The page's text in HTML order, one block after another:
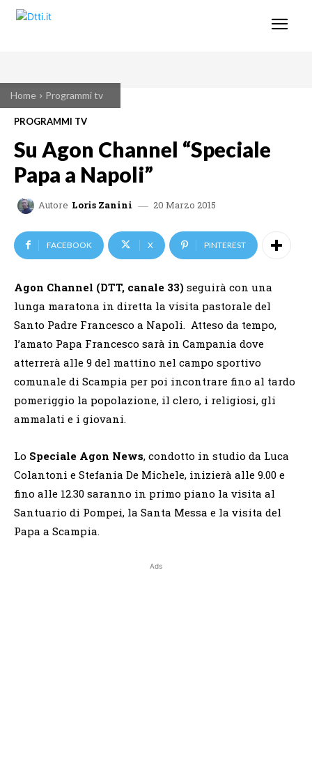
Home Programmi tv
PROGRAMMI TV
Su Agon Channel “Speciale
Papa a Napoli”
Autore Loris Zanini 20 Marzo 2015
FACEBOOK X PINTEREST
Agon Channel (DTT, canale 33) seguirà con una
lunga maratona in diretta la visita pastorale del
Santo Padre Francesco a Napoli. Atteso da tempo,
l’amato Papa Francesco sarà in Campania dove
atterrerà alle 9 del mattino nel campo sportivo
comunale di Scampia per poi incontrare fino al tardo
pomeriggio la popolazione, il clero, i religiosi, gli
ammalati e i giovani.
Lo Speciale Agon News, condotto in studio da Luca
Colantoni e Stefania De Michele, inizierà alle 9.00 e
fino alle 12.30 saranno in primo piano la visita al
Santuario di Pompei, la Santa Messa e la visita del
Papa a Scampia.
Ads